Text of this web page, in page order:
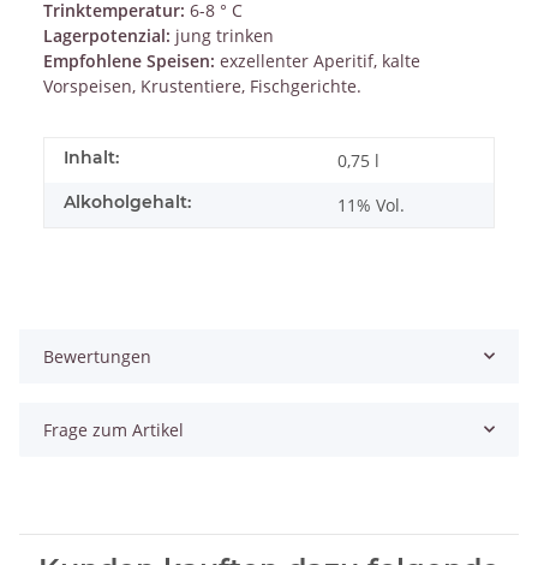
Trinktemperatur: 6-8 ° C
Lagerpotenzial: jung trinken
Empfohlene Speisen: exzellenter Aperitif, kalte
Vorspeisen, Krustentiere, Fischgerichte.
Inhalt: 0,75 l
Alkoholgehalt: 11% Vol.
Bewertungen
Frage zum Artikel